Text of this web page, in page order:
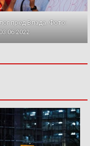
пред Влада. Фото: